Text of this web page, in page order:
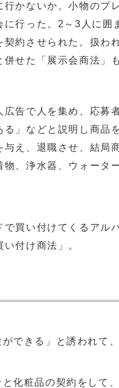
かないか。小物のプ
に行った。2～3人に囲
約させられた。扱わ
せた「展示会商法」
告で人を集め、応募
」などと説明し商品
え、退職させ、結局
、浄水器、ウォータ
買い付けてくるアル
付け商法」。
できる」と誘われて
化粧品の契約をして